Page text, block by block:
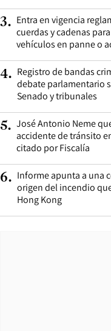
3. Entra en vigencia
cuerdas y cadenas
vehículos en panne o
4. Registro de bandas
debate parlamentario
Senado y tribunales
5. José Antonio Neme
accidente de tránsito
citado por Fiscalía
6. Informe apunta a una
origen del incendio
Hong Kong